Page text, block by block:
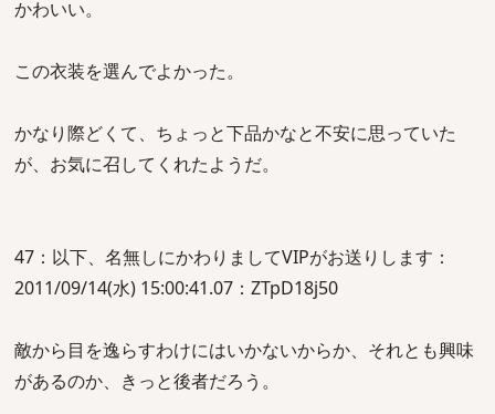
かわいい。
この衣装を選んでよかった。
かなり際どくて、ちょっと下品かなと不安に思っていた
が、お気に召してくれたようだ。
47：以下、名無しにかわりましてVIPがお送りします：
2011/09/14(水) 15:00:41.07：ZTpD18j50
敵から目を逸らすわけにはいかないからか、それとも興味
があるのか、きっと後者だろう。